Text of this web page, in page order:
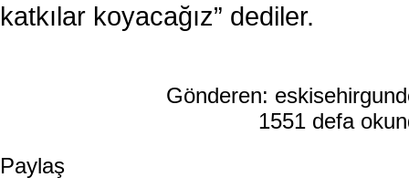
katkılar koyacağız” dediler.
Gönderen:
1551 defa
Paylaş